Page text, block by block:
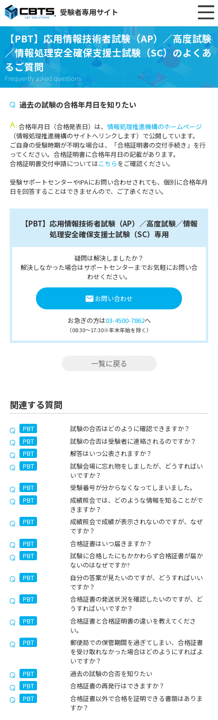
受験者専用サイト
【PBT】応用情報技術者試験（AP）／高度試験
／情報処理安全確保支援士試験（SC）のよくあ
るご質問
Frequently asked questions
過去の試験の合格年月日を知りたい
合格年月日（合格発表日）は、 情報処理推進機構のホームページ
（情報処理推進機構のサイトへリンクします）で公開しています。
ご自身の受験時期が不明な場合は、「合格証明書の交付手続き」を行
ってください。合格証明書に合格年月日の記載があります。
合格証明書交付申請についてはこちら をご確認ください。
受験サポートセンターやIPAにお問い合わせされても、個別に合格年月
日を回答することはできませんので、ご了承ください。
【PBT】応用情報技術者試験（AP）／高度試験／情報
処理安全確保支援士試験（SC）専用
疑問は解決しましたか？
解決しなかった場合はサポートセンターまでお気軽にお問い合
わせください。
お問い合わせ
お急ぎの方は03-4500-7862へ
（08:30～17:30※年末年始を除く）
一覧に戻る
関連する質問
PBT
試験の合否はどのように確認できますか？
PBT
試験の合否は受験者に連絡されるのですか？
PBT
解答はいつ公表されますか？
PBT
試験会場に忘れ物をしましたが、どうすればい
いですか？
PBT
受験番号が分からなくなってしまいました。
PBT
成績照会では、どのような情報を知ることがで
きますか？
PBT
成績照会で成績が表示されないのですが、なぜ
ですか？
PBT
合格証書はいつ届きますか？
PBT
試験に合格したにもかかわらず合格証書が届か
ないのはなぜですか?
PBT
自分の答案が見たいのですが、どうすればいい
ですか？
PBT
合格証書の発送状況を確認したいのですが、ど
うすればいいですか？
PBT
合格証書と合格証明書の違いを教えてくださ
い。
PBT
郵便局での保管期間を過ぎてしまい、合格証書
を受け取れなかった場合はどのようにすればよ
いですか？
PBT
過去の試験の合否を知りたい
PBT
合格証書の再発行はできますか？
PBT
合格証書以外で合格を証明できる書類はありま
すか？